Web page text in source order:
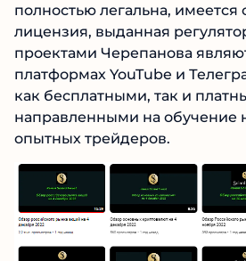
профессионализма и знаний.
деятельность полностью
соответствующая лицензия,
регуляторами. Основными
Черепанова являются его
платформах YouTube и
делится как бесплатными, так
материалами,
начинающих и опытных